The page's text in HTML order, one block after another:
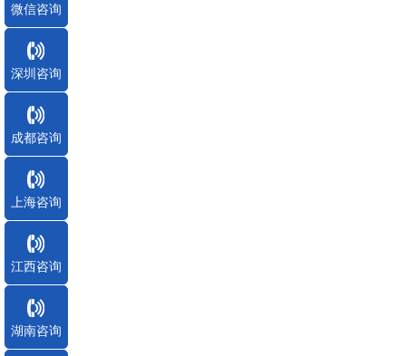
微信咨询
深圳咨询
成都咨询
上海咨询
江西咨询
湖南咨询